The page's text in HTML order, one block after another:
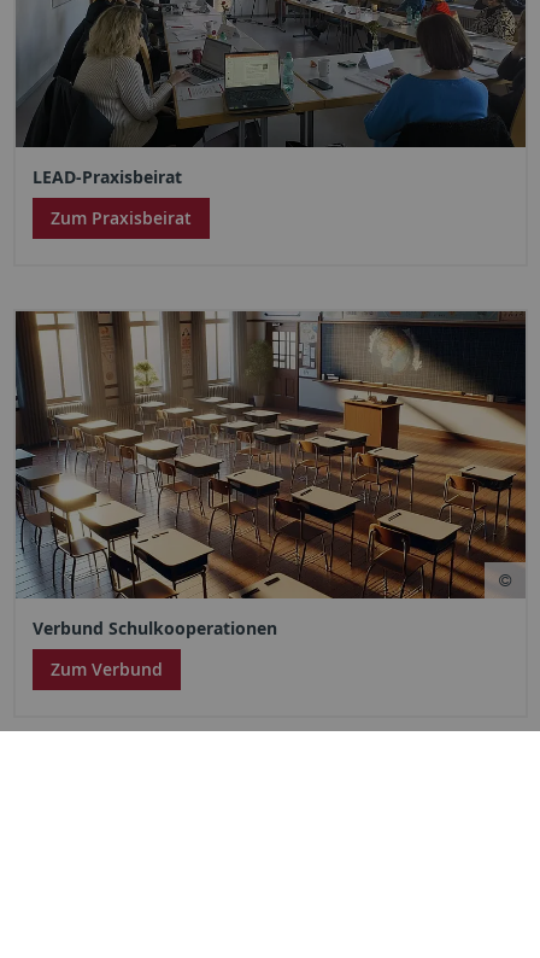
LEAD-Praxisbeirat
Zum Praxisbeirat
Verbund Schulkooperationen
Zum Verbund